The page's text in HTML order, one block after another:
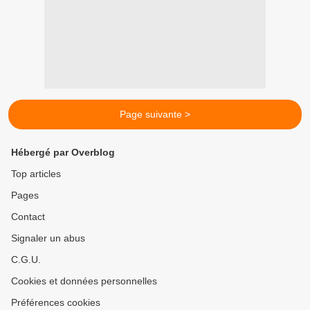
Page suivante >
Hébergé par Overblog
Top articles
Pages
Contact
Signaler un abus
C.G.U.
Cookies et données personnelles
Préférences cookies